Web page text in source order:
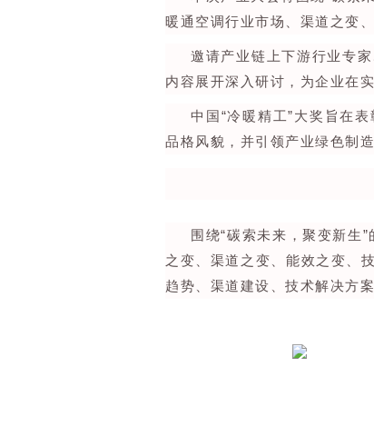
暖通空调行业市场、渠道之变
邀请产业链上下游行业专
内容展开深入研讨，为企业在
中国“冷暖精工”大奖旨在
品格风貌，并引领产业绿色制
围绕“碳索未来，聚变新生
之变、渠道之变、能效之变、
趋势、渠道建设、技术解决方